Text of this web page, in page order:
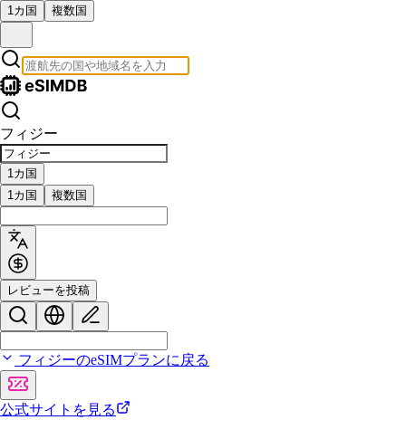
1カ国 複数国
フィジー
1カ国
1カ国
複数国
レビューを投稿
フィジーのeSIMプランに戻る
公式サイトを見る